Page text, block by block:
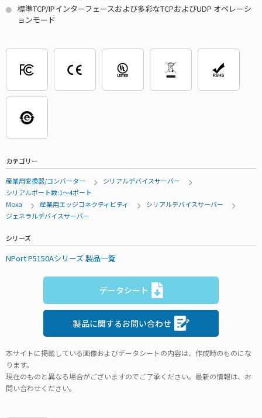
標準TCP/IPインターフェースおよび多彩なTCPおよびUDP オペレーシ
ョンモード
カテゴリー
産業用変換器/コンバーター
シリアルデバイスサーバー
シリアルポート数:1～4ポート
Moxa
産業用エッジコネクティビティ
シリアルデバイスサーバー
ジェネラルデバイスサーバー
シリーズ
NPort P5150Aシリーズ 製品一覧
データシート
製品に関するお問い合わせ
本サイトに掲載している画像およびデータシートの内容は、作成時のものにな
ります。
現在のものと異なる場合がございますのでご了承ください。最新の情報は、お
問い合わせください。